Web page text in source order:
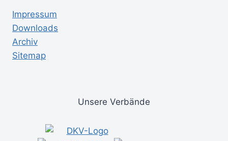
Impressum
Downloads
Archiv
Sitemap
Unsere Verbände